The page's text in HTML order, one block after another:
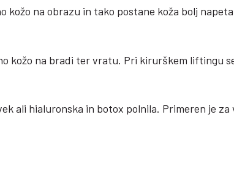
na obrazu in tako postane koža bolj
kožo na bradi ter vratu. Pri kirurškem liftingu
ali hialuronska in botox polnila. Primeren je za